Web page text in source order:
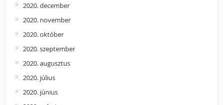
2020. december
2020. november
2020. október
2020. szeptember
2020. augusztus
2020. július
2020. június